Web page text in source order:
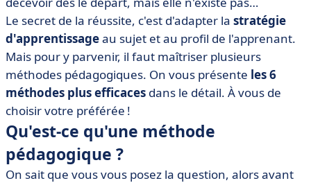
• Quelle est la meilleure méthode pédagogique ?
• Nos conseils pour choisir la bonne méthode de
formation pour vos apprenants
• Quels autres outils de formation sont disponibles ?
• Les supports de formation
• Les outils d'évaluation
• Les 6 méthodes de pédagogie à connaître : on
récapitule
Le secret de la réussite, c'est d'adapter la stratégie
d'apprentissageau sujet et au profil de l'apprenant.
Mais pour y parvenir, il faut maîtriser plusieurs
méthodes pédagogiques. On vous présente les 6
méthodes plus efficaces dans le détail. À vous de
choisir votre préférée !
Qu'est-ce qu'une méthode
pédagogique ?
On sait que vous vous posez la question, alors avant